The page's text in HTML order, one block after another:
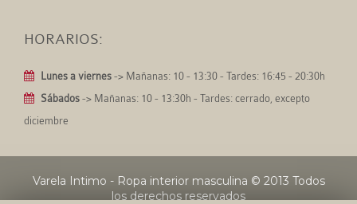
HORARIOS:
Lunes a viernes -> Mañanas: 10 - 13:30 - Tardes: 16:45 - 20:30h
Sábados -> Mañanas: 10 - 13:30h - Tardes: cerrado, excepto
diciembre
Varela Intimo - Ropa interior masculina © 2013 Todos
los derechos reservados